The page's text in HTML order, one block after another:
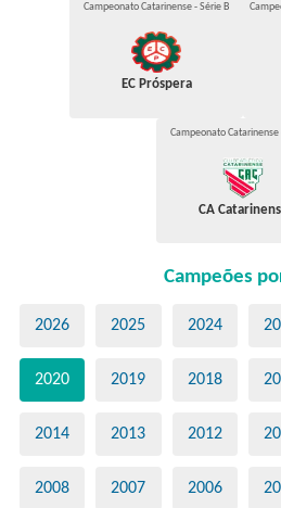
Campeonato Catarinense - Série B
EC Próspera
Campeonato Catarinense
CA
Campeões
2026 2025 2024
2020 2019 2018
2014 2013 2012
2008 2007 2006